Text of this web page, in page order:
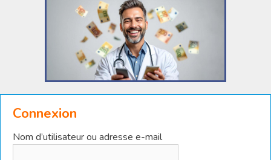
Connexion
Nom d’utilisateur ou adresse e-mail